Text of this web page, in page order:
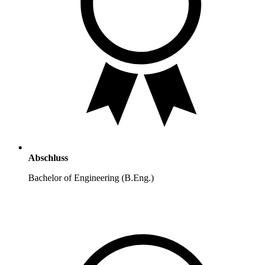
Abschluss
Bachelor of Engineering (B.Eng.)